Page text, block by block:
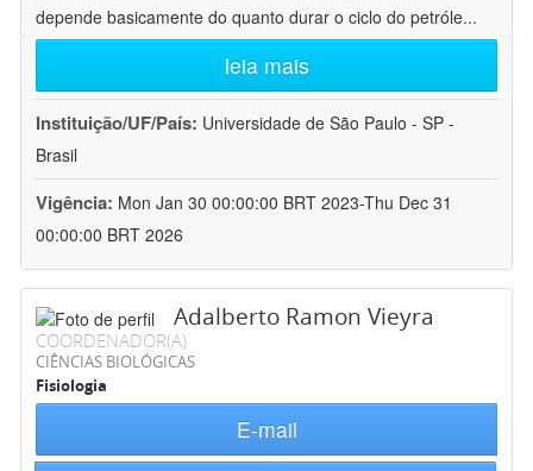
depende basicamente do quanto durar o ciclo do petróle...
leia mais
Instituição/UF/País: Universidade de São Paulo - SP -
Brasil
Vigência: Mon Jan 30 00:00:00 BRT 2023-Thu Dec 31
00:00:00 BRT 2026
Adalberto Ramon Vieyra
COORDENADOR(A)
CIÊNCIAS BIOLÓGICAS
Fisiologia
E-mail